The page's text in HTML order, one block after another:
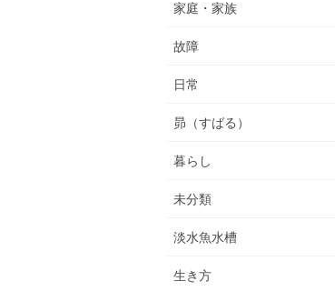
家庭・家族
故障
日常
昴（すばる）
暮らし
未分類
淡水魚水槽
生き方